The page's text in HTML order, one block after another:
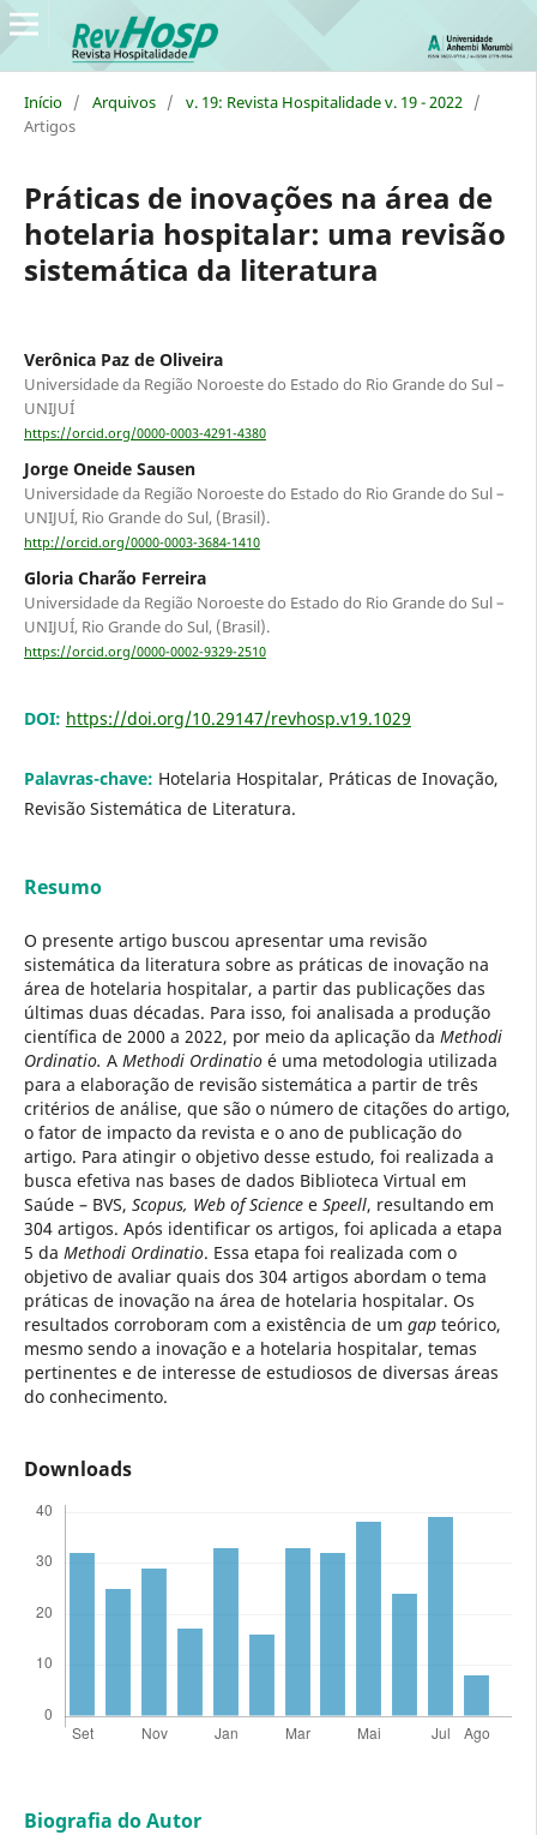
Início / Arquivos / v. 19: Revista Hospitalidade v. 19 - 2022 /
Artigos
Práticas de inovações na área de
hotelaria hospitalar: uma revisão
sistemática da literatura
Verônica Paz de Oliveira
Universidade da Região Noroeste do Estado do Rio Grande do Sul –
UNIJUÍ
https://orcid.org/0000-0003-4291-4380
Jorge Oneide Sausen
Universidade da Região Noroeste do Estado do Rio Grande do Sul –
UNIJUÍ, Rio Grande do Sul, (Brasil).
http://orcid.org/0000-0003-3684-1410
Gloria Charão Ferreira
Universidade da Região Noroeste do Estado do Rio Grande do Sul –
UNIJUÍ, Rio Grande do Sul, (Brasil).
https://orcid.org/0000-0002-9329-2510
DOI: https://doi.org/10.29147/revhosp.v19.1029
Palavras-chave: Hotelaria Hospitalar, Práticas de Inovação,
Revisão Sistemática de Literatura.
Resumo
O presente artigo buscou apresentar uma revisão
sistemática da literatura sobre as práticas de inovação na
área de hotelaria hospitalar, a partir das publicações das
últimas duas décadas. Para isso, foi analisada a produção
científica de 2000 a 2022, por meio da aplicação da Methodi
Ordinatio. AMethodi Ordinatioé uma metodologia utilizada
para a elaboração de revisão sistemática a partir de três
critérios de análise, que são o número de citações do artigo,
o fator de impacto da revista e o ano de publicação do
artigo. Para atingir o objetivo desse estudo, foi realizada a
busca efetiva nas bases de dados Biblioteca Virtual em
Saúde – BVS, Scopus, Web of Sciencee Speell, resultando em
304 artigos. Após identificar os artigos, foi aplicada a etapa
5 da Methodi Ordinatio. Essa etapa foi realizada com o
objetivo de avaliar quais dos 304 artigos abordam o tema
práticas de inovação na área de hotelaria hospitalar. Os
resultados corroboram com a existência de um gapteórico,
mesmo sendo a inovação e a hotelaria hospitalar, temas
pertinentes e de interesse de estudiosos de diversas áreas
do conhecimento.
Downloads
Biografia do Autor